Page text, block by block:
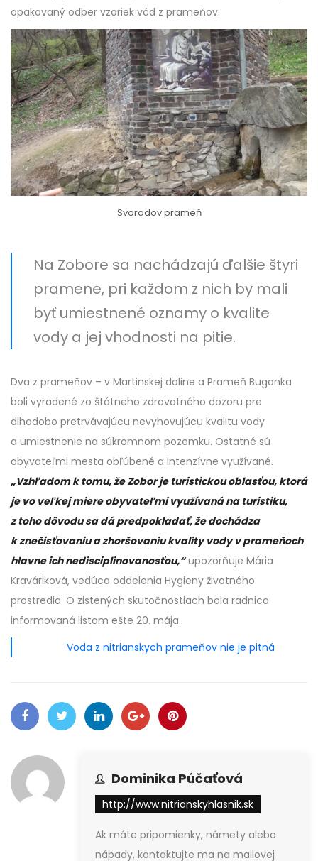
opakovaný odber vzoriek vôd z prameňov.
Svoradov prameň
Na Zobore sa nachádzajú ďalšie štyri
pramene, pri každom z nich by mali
byť umiestnené oznamy o kvalite
vody a jej vhodnosti na pitie.
Dva z prameňov – v Martinskej doline a Prameň Buganka
boli vyradené zo štátneho zdravotného dozoru pre
dlhodobo pretrvávajúcu nevyhovujúcu kvalitu vody
a umiestnenie na súkromnom pozemku. Ostatné sú
obyvateľmi mesta obľúbené a intenzívne využívané.
„Vzhľadom k tomu, že Zobor je turistickou oblasťou, ktorá
je vo veľkej miere obyvateľmi využívaná na turistiku,
z toho dôvodu sa dá predpokladať, že dochádza
k znečisťovaniu a zhoršovaniu kvality vody v prameňoch
hlavne ich nedisciplinovanosťou,“upozorňuje Mária
Kraváriková, vedúca oddelenia Hygieny životného
prostredia. O zistených skutočnostiach bola radnica
informovaná listom ešte 20. mája.
Voda z nitrianskych prameňov nie je pitná
Dominika Púčaťová
http://www.nitrianskyhlasnik.sk
Ak máte pripomienky, námety alebo
nápady, kontaktujte ma na mailovej